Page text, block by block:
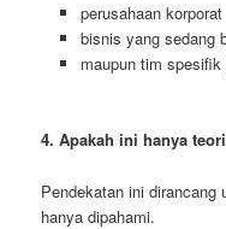
perusahaan korporat
bisnis yang sedang
maupun tim
4. Apakah ini hanya
Pendekatan ini dirancang
hanya dipahami.